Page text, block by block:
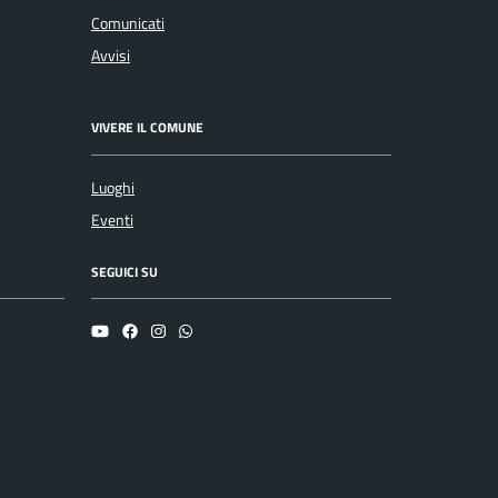
Comunicati
Avvisi
VIVERE IL COMUNE
Luoghi
Eventi
SEGUICI SU
YouTubeFacebookInstagramWhatsapp